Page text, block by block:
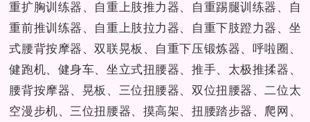
重扩胸训练器、自重上肢推力器、自重踢腿训练器、自
重前推训练器、自重上肢拉力器、自重下肢蹬力器、坐
式腰背按摩器、双联晃板、自重下压锻炼器、呼啦圈、
健跑机、健身车、坐立式扭腰器、推手、太极推揉器、
腰背按摩器、晃板、三位扭腰器、双位扭腰器、二位太
空漫步机、三位扭腰器、摸高架、扭腰踏步器、爬网、